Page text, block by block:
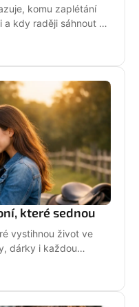
komu zaplétání
kdy raději sáhnout po
které sednou
vystihnou život ve
dárky i každou